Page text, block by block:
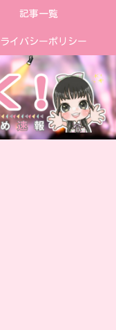
記事一覧
イバシーポリシー